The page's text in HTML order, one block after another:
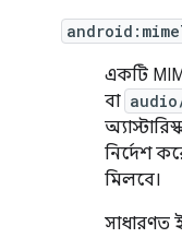
একটি
বা
নির্দেশ
মিলবে।
সাধারণত